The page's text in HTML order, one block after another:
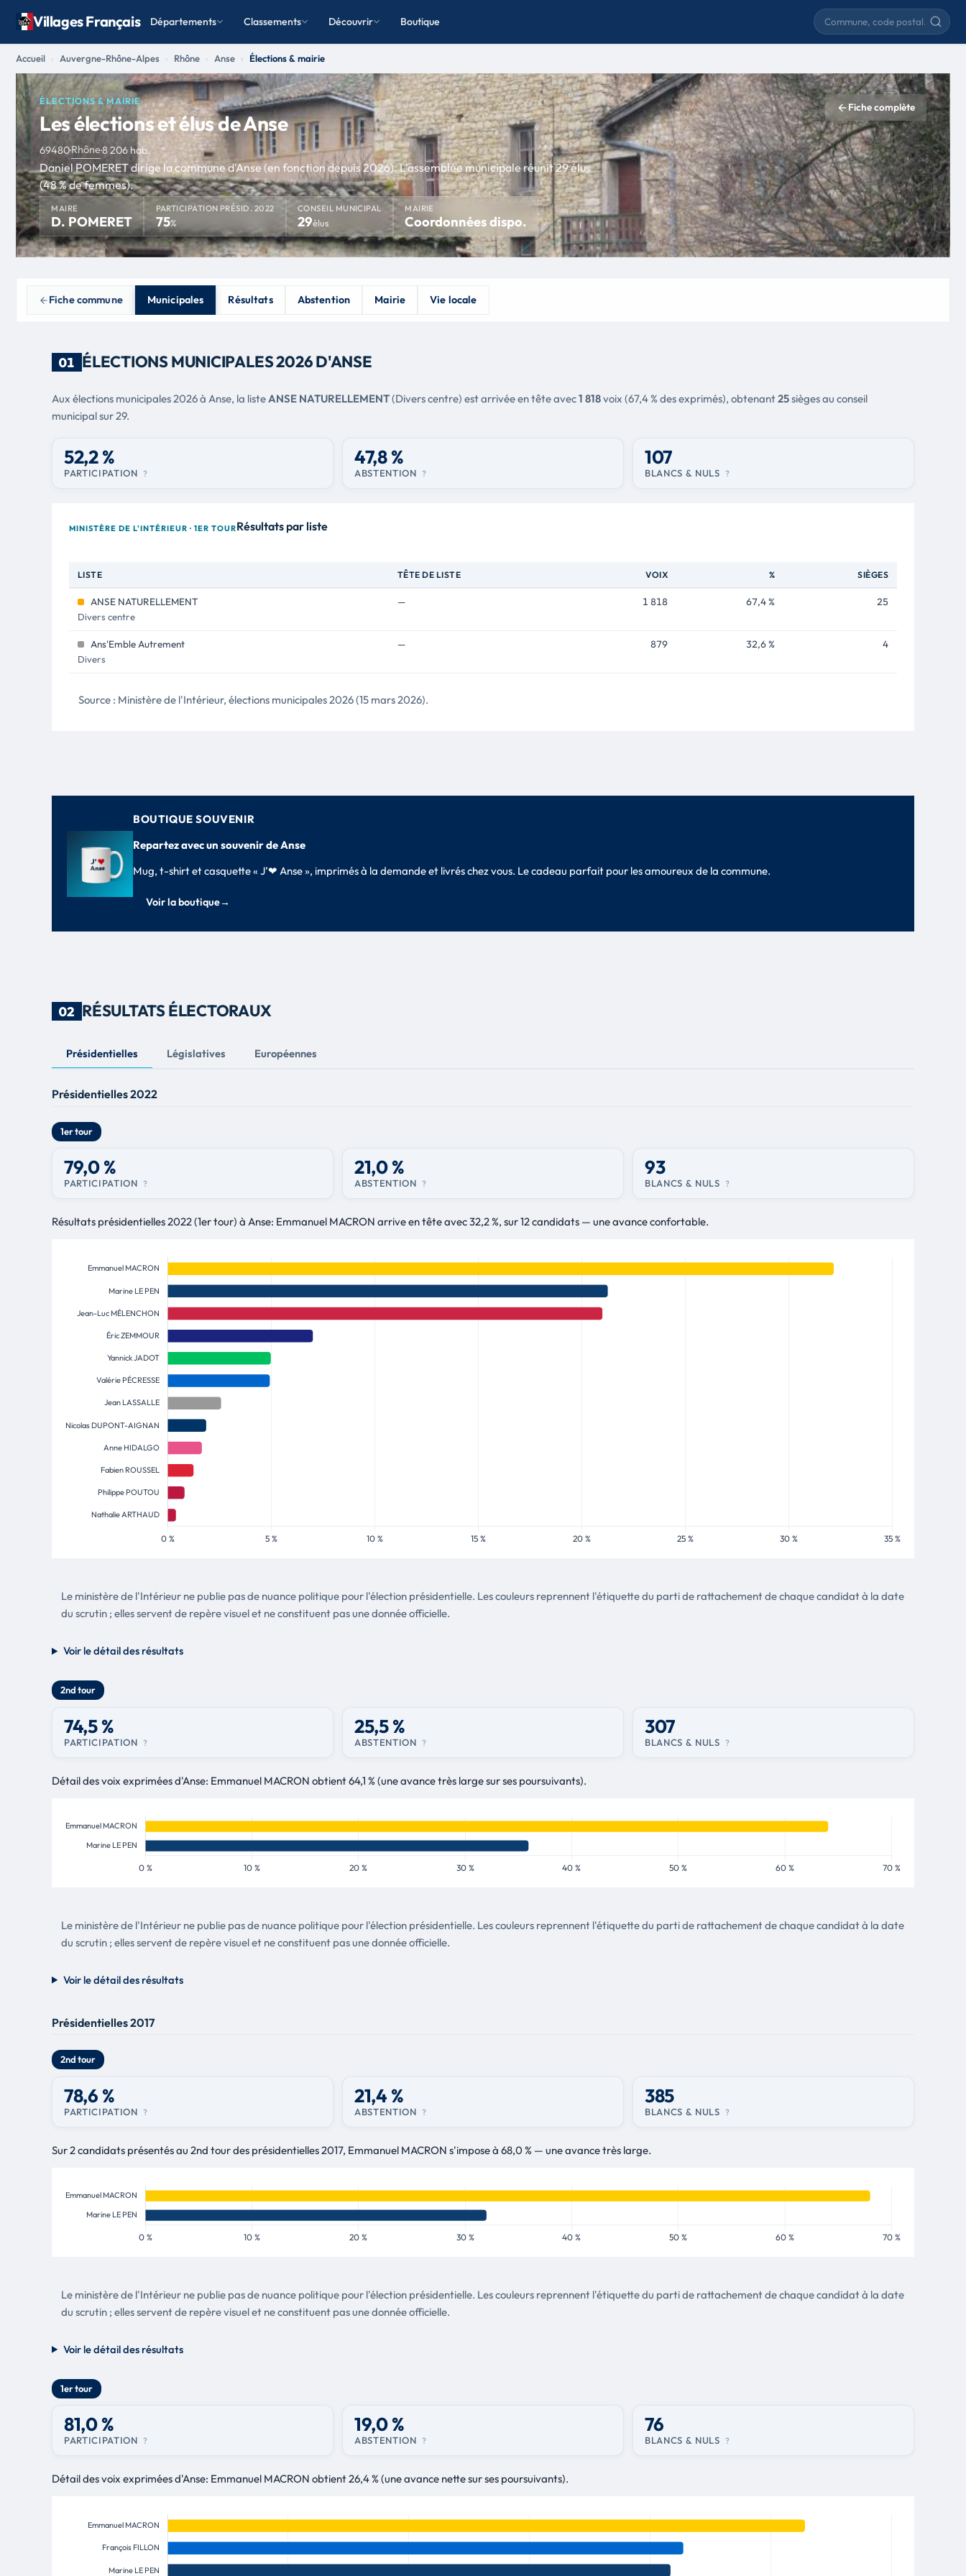
Villages Français Départements Classements Découvrir Boutique
Rechercher une commune
Accueil Auvergne-Rhône-Alpes Rhône Anse Élections & mairie
ÉLECTIONS & MAIRIE
Les élections et élus de Anse
69480·Rhône·8 206 hab.
Fiche complète
Daniel POMERET dirige la commune d'Anse (en fonction depuis 2026). L'assemblée municipale réunit 29 élus
(48 % de femmes).
MAIRE
D. POMERET
PARTICIPATION PRÉSID. 2022
75%
CONSEIL MUNICIPAL
29élus
MAIRIE
Coordonnées dispo.
Fiche commune Municipales Résultats Abstention Mairie Vie locale
01 ÉLECTIONS MUNICIPALES 2026 D'ANSE
Aux élections municipales 2026 à Anse, la listeANSE NATURELLEMENT(Divers centre) est arrivée en tête avec1 818voix (67,4 % des exprimés), obtenant25sièges au conseil
municipal sur 29.
52,2 %
PARTICIPATION ?
47,8 %
ABSTENTION ?
107
BLANCS & NULS ?
MINISTÈRE DE L'INTÉRIEUR · 1ER TOURRésultats par liste
LISTE TÊTE DE LISTE VOIX % SIÈGES
ANSE NATURELLEMENT
Divers centre
— 1 818 67,4 % 25
Ans'Emble Autrement
Divers
— 879 32,6 % 4
Source : Ministère de l'Intérieur, élections municipales 2026 (15 mars 2026).
BOUTIQUE SOUVENIR
Repartez avec un souvenir de Anse
Mug, t-shirt et casquette « J’❤ Anse », imprimés à la demande et livrés chez vous. Le cadeau parfait pour les amoureux de la commune.
Voir la boutique→
02 RÉSULTATS ÉLECTORAUX
Présidentielles Législatives Européennes
Présidentielles 2022
1er tour
79,0 %
PARTICIPATION ?
21,0 %
ABSTENTION ?
93
BLANCS & NULS ?
Résultats présidentielles 2022 (1er tour) à Anse: Emmanuel MACRON arrive en tête avec 32,2 %, sur 12 candidats — une avance confortable.
Le ministère de l'Intérieur ne publie pas de nuance politique pour l'élection présidentielle. Les couleurs reprennent l'étiquette du parti de rattachement de chaque candidat à la date
du scrutin ; elles servent de repère visuel et ne constituent pas une donnée officielle.
Voir le détail des résultats
2nd tour
74,5 %
PARTICIPATION ?
25,5 %
ABSTENTION ?
307
BLANCS & NULS ?
Détail des voix exprimées d'Anse: Emmanuel MACRON obtient 64,1 % (une avance très large sur ses poursuivants).
Le ministère de l'Intérieur ne publie pas de nuance politique pour l'élection présidentielle. Les couleurs reprennent l'étiquette du parti de rattachement de chaque candidat à la date
du scrutin ; elles servent de repère visuel et ne constituent pas une donnée officielle.
Voir le détail des résultats
Présidentielles 2017
2nd tour
78,6 %
PARTICIPATION ?
21,4 %
ABSTENTION ?
385
BLANCS & NULS ?
Sur 2 candidats présentés au 2nd tour des présidentielles 2017, Emmanuel MACRON s'impose à 68,0 % — une avance très large.
Le ministère de l'Intérieur ne publie pas de nuance politique pour l'élection présidentielle. Les couleurs reprennent l'étiquette du parti de rattachement de chaque candidat à la date
du scrutin ; elles servent de repère visuel et ne constituent pas une donnée officielle.
Voir le détail des résultats
1er tour
81,0 %
PARTICIPATION ?
19,0 %
ABSTENTION ?
76
BLANCS & NULS ?
Détail des voix exprimées d'Anse: Emmanuel MACRON obtient 26,4 % (une avance nette sur ses poursuivants).